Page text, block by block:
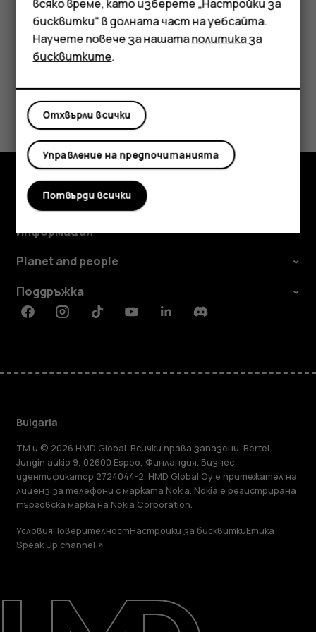
Аксесоари
Таблети
Ремонт, повторна употреба,
рециклиране
Полезен ли беше този отговор?
Да Не
Изследвайте
Информация
Planet and people
Поддръжка
FacebookInstagramTiktokYoutubeLinkedinDiscord
Bulgaria
TM и © 2026 HMD Global. Всички права запазени. Bertel
Jungin aukio 9, 02600 Espoo, Финландия. Бизнес
идентификатор 2724044-2. HMD Global Oy е притежател на
лиценз за телефони с марката Nokia. Nokia е регистрирана
търговска марка на Nokia Corporation.
УсловияПоверителностНастройки за бисквиткиЕтика
Speak Up channel
бисквитки“ в долната част на уебсайта.
Научете повече за нашатаполитика за
бисквитките.
Отхвърли всички
Управление на предпочитанията
Потвърди всички